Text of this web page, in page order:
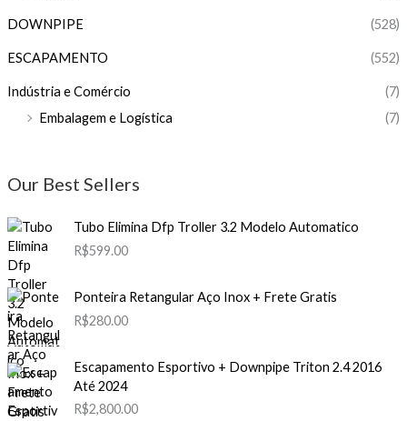
DOWNPIPE (528)
ESCAPAMENTO (552)
Indústria e Comércio
(7)
Embalagem e Logística
(7)
Our Best Sellers
Tubo Elimina Dfp Troller 3.2 Modelo Automatico
R$599.00
Ponteira Retangular Aço Inox + Frete Gratis
R$280.00
Escapamento Esportivo + Downpipe Triton 2.4 2016
Até 2024
R$2,800.00